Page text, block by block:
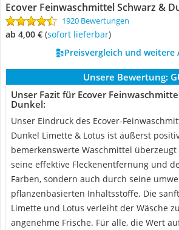
Ecover Feinwaschmittel Schwarz &
1920 Bewertungen
ab 4,00 € ( Sofort lieferbar)
Preisvergleich und weitere
Unsere Bewertung:
Unser Fazit für Ecover
Dunkel:
Unser Eindruck des Ecover-
Dunkel Limette & Lotus ist äußerst
bemerkenswerte Waschmittel
seine effektive Fleckenentfernung und
Farben, sondern auch durch seine
pflanzenbasierten Inhaltsstoffe. Die
Limette und Lotus verleiht der Wäsche
angenehme Frische. Für alle, die Wert